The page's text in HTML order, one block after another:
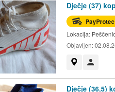
Dječje (37)
Lokacija:
Objavljen:
Dječje (36,5)